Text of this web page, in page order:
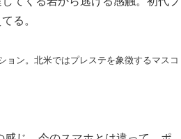
る。
ン。北米ではプレステを象徴するマスコ